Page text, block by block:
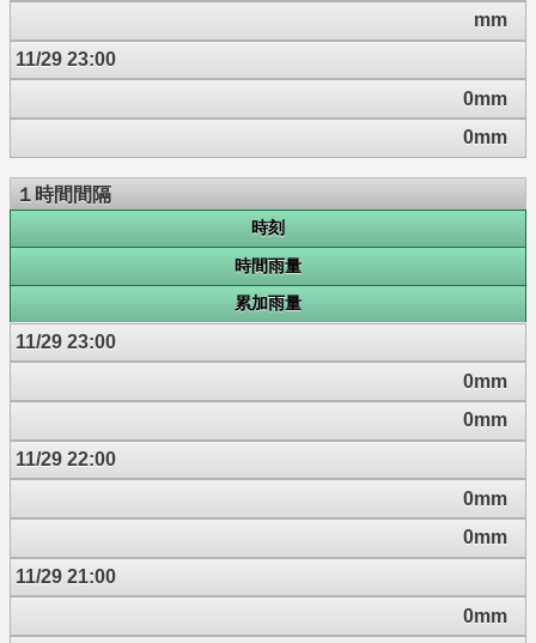
mm
11/29 23:00
0mm
0mm
１時間間隔
時刻
時間雨量
累加雨量
11/29 23:00
0mm
0mm
11/29 22:00
0mm
0mm
11/29 21:00
0mm